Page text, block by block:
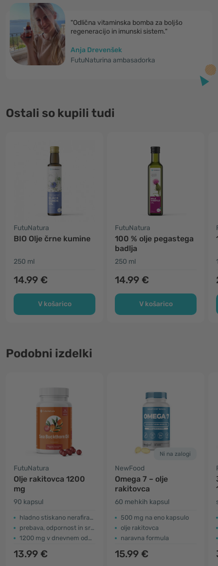
"Odlična vitaminska bomba za boljšo
regeneracijo in imunski sistem."
Anja Drevenšek
FutuNaturina ambasadorka
Ostali so kupili tudi
FutuNatura
BIO Olje črne kumine
250 ml
14.99 €
V košarico
FutuNatura
100 % olje pegastega
badlja
250 ml
14.99 €
V košarico
Podobni izdelki
FutuNatura
Olje rakitovca 1200
mg
90 kapsul
hladno stiskano nerafirano olje
prebava, odpornost in srčno-žilni sistem
1200 mg v dnevnem odmerku
13.99 €
Ni na zalogi
NewFood
Omega 7 – olje
rakitovca
60 mehkih kapsul
500 mg na eno kapsulo
olje rakitovca
naravna formula
15.99 €